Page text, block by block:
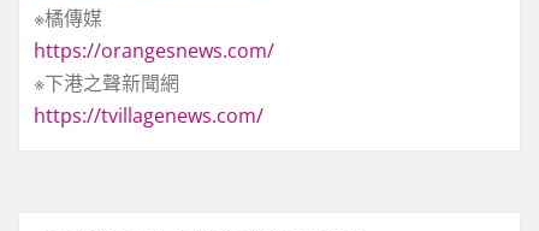
※橘傳媒
https://orangesnews.com/
※下港之聲新聞網
https://tvillagenews.com/